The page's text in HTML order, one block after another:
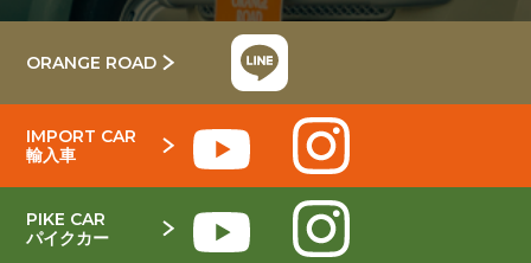
ORANGE ROAD
IMPORT CAR
輸入車
PIKE CAR
パイクカー